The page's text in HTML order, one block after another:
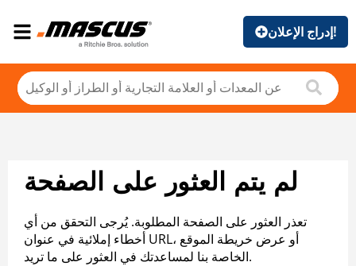
إدراج الإعلان!
لم يتم العثور على الصفحة
تعذر العثور على الصفحة المطلوبة. يُرجى التحقق من أي
أخطاء إملائية في عنوان URL، أو عرض خريطة الموقع
الخاصة بنا لمساعدتك في العثور على ما تريد.